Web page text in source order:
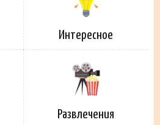
Интересное
Развлечения